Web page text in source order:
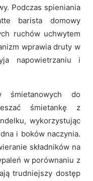
Podczas spieniania
barista domowy
ruchów uchwytem
wprawia druty w
napowietrzaniu i
śmietanowych do
śmietankę z
wykorzystując
i boków naczynia.
składników na
w porównaniu z
trudniejszy dostęp